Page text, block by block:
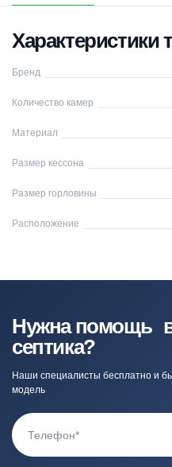
Характеристики
Бренд
Количество камер
Материал
Размер кессона
Размер горловины
Расположение
Нужна помощь
септика?
Наши специалисты бесплатно и
модель